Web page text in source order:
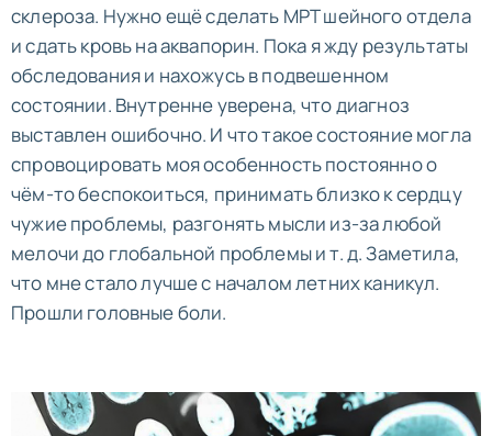
склероза. Нужно ещё сделать МРТ шейного отдела
и сдать кровь на аквапорин. Пока я жду результаты
обследования и нахожусь в подвешенном
состоянии. Внутренне уверена, что диагноз
выставлен ошибочно. И что такое состояние могла
спровоцировать моя особенность постоянно о
чём-то беспокоиться, принимать близко к сердцу
чужие проблемы, разгонять мысли из-за любой
мелочи до глобальной проблемы и т. д. Заметила,
что мне стало лучше с началом летних каникул.
Прошли головные боли.